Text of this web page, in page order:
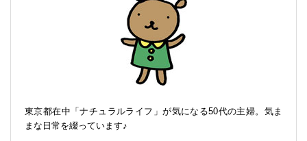
東京都在中「ナチュラルライフ」が気になる50代の主婦。気ま
まな日常を綴っています♪